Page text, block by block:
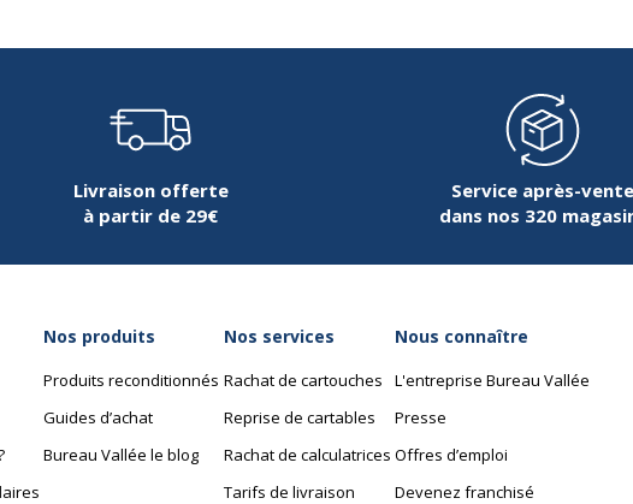
Livraison offerte
à partir de 29€
Service après-vente
dans nos 320
Nos produits
Produits reconditionnés
Guides d’achat
Bureau Vallée le blog
Nos services
Rachat de cartouches
Reprise de cartables
Rachat de calculatrices
Tarifs de livraison
Nous connaître
L'entreprise Bureau Vallée
Presse
Offres d’emploi
Devenez franchisé